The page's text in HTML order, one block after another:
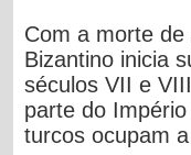
Com a morte
Bizantino inicia
séculos VII e
parte do
turcos ocupam